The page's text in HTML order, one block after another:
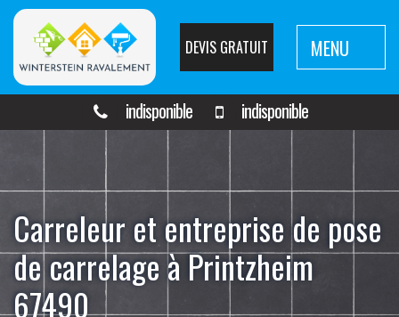
DEVIS GRATUIT MENU
indisponible indisponible
Carreleur et entreprise de pose
de carrelage à Printzheim
67490